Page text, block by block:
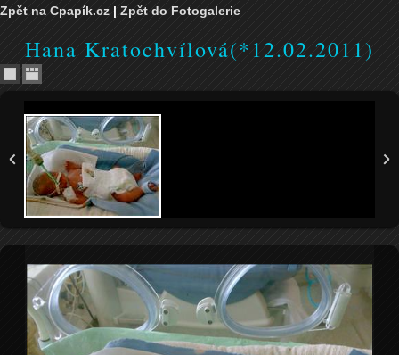
Zpět na Cpapík.cz | Zpět do Fotogalerie
Hana Kratochvílová(*12.02.2011)